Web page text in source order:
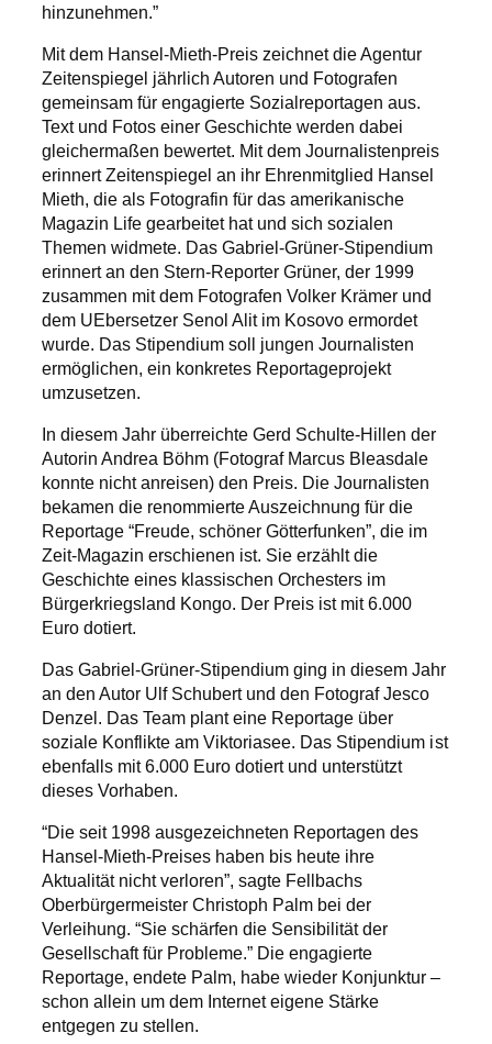
hinzunehmen.”
Mit dem Hansel-Mieth-Preis zeichnet die Agentur
Zeitenspiegel jährlich Autoren und Fotografen
gemeinsam für engagierte Sozialreportagen aus.
Text und Fotos einer Geschichte werden dabei
gleichermaßen bewertet. Mit dem Journalistenpreis
erinnert Zeitenspiegel an ihr Ehrenmitglied Hansel
Mieth, die als Fotografin für das amerikanische
Magazin Life gearbeitet hat und sich sozialen
Themen widmete. Das Gabriel-Grüner-Stipendium
erinnert an den Stern-Reporter Grüner, der 1999
zusammen mit dem Fotografen Volker Krämer und
dem UEbersetzer Senol Alit im Kosovo ermordet
wurde. Das Stipendium soll jungen Journalisten
ermöglichen, ein konkretes Reportageprojekt
umzusetzen.
In diesem Jahr überreichte Gerd Schulte-Hillen der
Autorin Andrea Böhm (Fotograf Marcus Bleasdale
konnte nicht anreisen) den Preis. Die Journalisten
bekamen die renommierte Auszeichnung für die
Reportage “Freude, schöner Götterfunken”, die im
Zeit-Magazin erschienen ist. Sie erzählt die
Geschichte eines klassischen Orchesters im
Bürgerkriegsland Kongo. Der Preis ist mit 6.000
Euro dotiert.
Das Gabriel-Grüner-Stipendium ging in diesem Jahr
an den Autor Ulf Schubert und den Fotograf Jesco
Denzel. Das Team plant eine Reportage über
soziale Konflikte am Viktoriasee. Das Stipendium ist
ebenfalls mit 6.000 Euro dotiert und unterstützt
dieses Vorhaben.
“Die seit 1998 ausgezeichneten Reportagen des
Hansel-Mieth-Preises haben bis heute ihre
Aktualität nicht verloren”, sagte Fellbachs
Oberbürgermeister Christoph Palm bei der
Verleihung. “Sie schärfen die Sensibilität der
Gesellschaft für Probleme.” Die engagierte
Reportage, endete Palm, habe wieder Konjunktur –
schon allein um dem Internet eigene Stärke
entgegen zu stellen.